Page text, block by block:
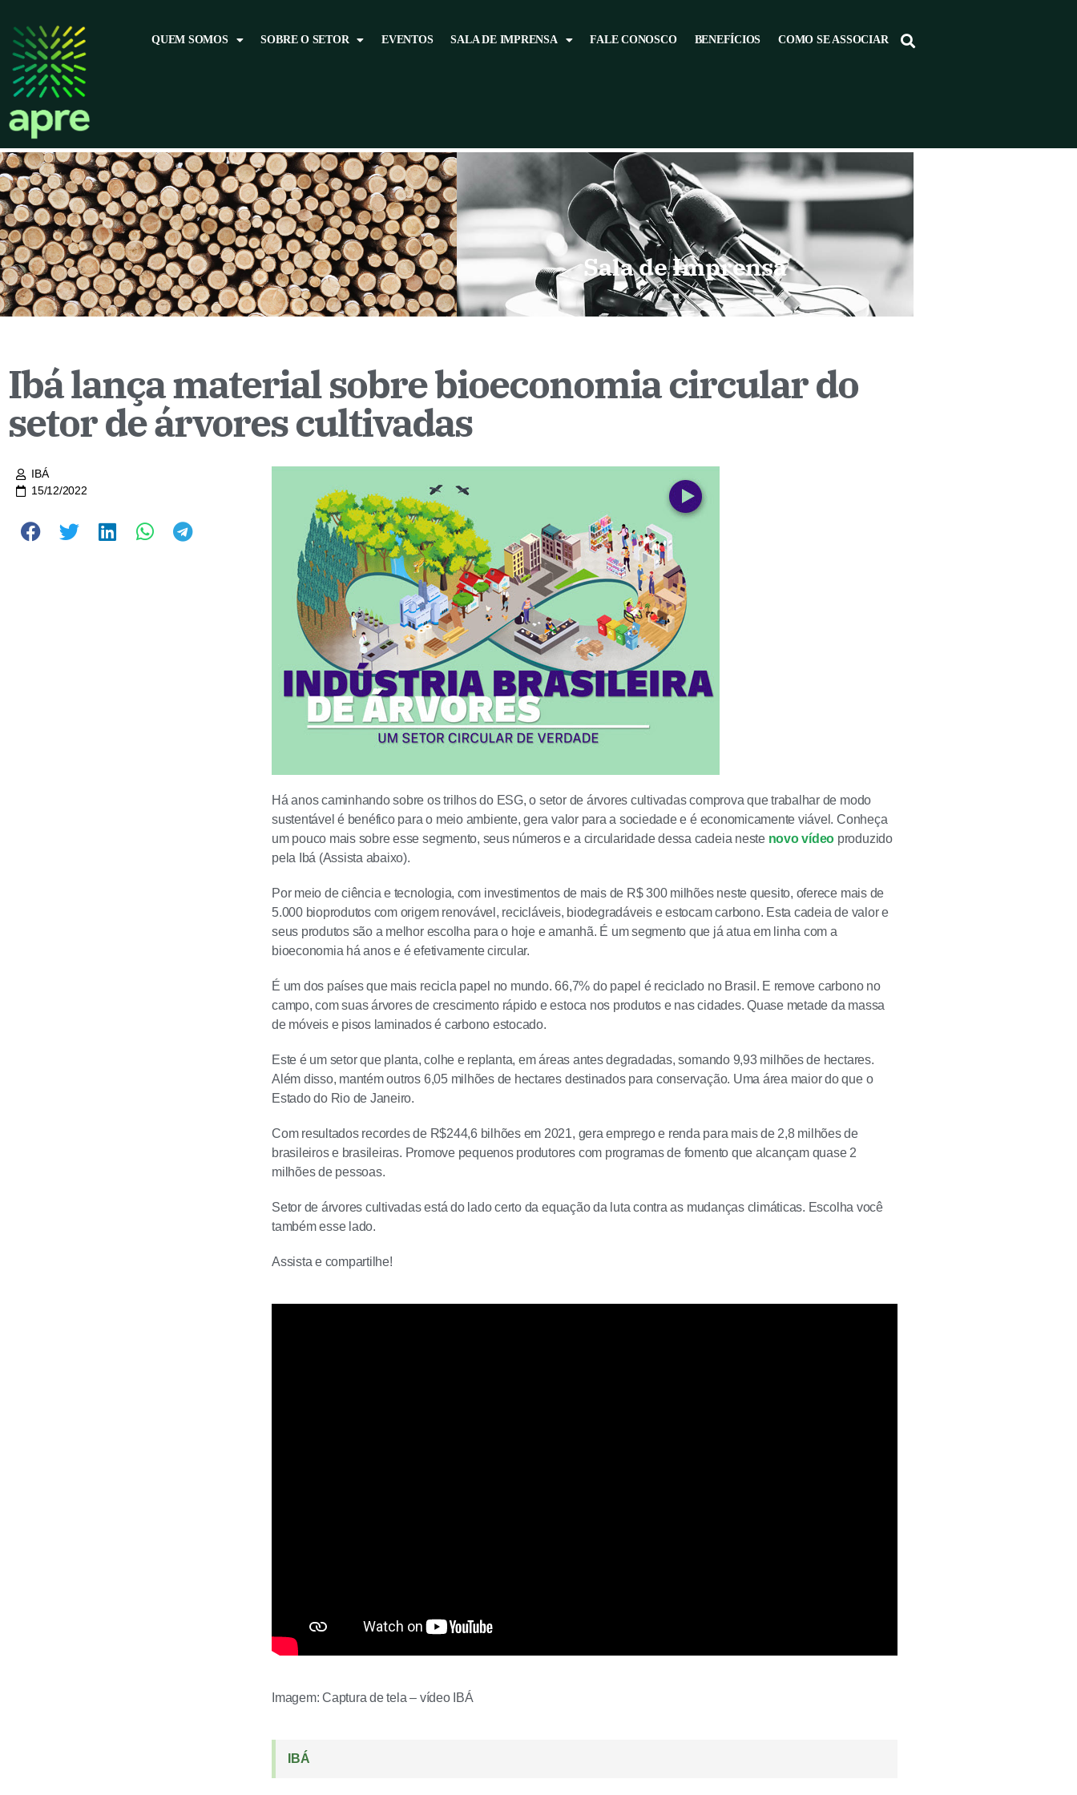
QUEM SOMOS SOBRE O SETOR EVENTOS SALA DE IMPRENSA FALE CONOSCO BENEFÍCIOS COMO SE ASSOCIAR
Sala de Imprensa
Ibá lança material sobre bioeconomia circular do
setor de árvores cultivadas
IBÁ
15/12/2022
Há anos caminhando sobre os trilhos do ESG, o setor de árvores cultivadas comprova que trabalhar de modo
sustentável é benéfico para o meio ambiente, gera valor para a sociedade e é economicamente viável. Conheça
um pouco mais sobre esse segmento, seus números e a circularidade dessa cadeia neste novo vídeo produzido
pela Ibá (Assista abaixo).
Por meio de ciência e tecnologia, com investimentos de mais de R$ 300 milhões neste quesito, oferece mais de
5.000 bioprodutos com origem renovável, recicláveis, biodegradáveis e estocam carbono. Esta cadeia de valor e
seus produtos são a melhor escolha para o hoje e amanhã. É um segmento que já atua em linha com a
bioeconomia há anos e é efetivamente circular.
É um dos países que mais recicla papel no mundo. 66,7% do papel é reciclado no Brasil. E remove carbono no
campo, com suas árvores de crescimento rápido e estoca nos produtos e nas cidades. Quase metade da massa
de móveis e pisos laminados é carbono estocado.
Este é um setor que planta, colhe e replanta, em áreas antes degradadas, somando 9,93 milhões de hectares.
Além disso, mantém outros 6,05 milhões de hectares destinados para conservação. Uma área maior do que o
Estado do Rio de Janeiro.
Com resultados recordes de R$244,6 bilhões em 2021, gera emprego e renda para mais de 2,8 milhões de
brasileiros e brasileiras. Promove pequenos produtores com programas de fomento que alcançam quase 2
milhões de pessoas.
Setor de árvores cultivadas está do lado certo da equação da luta contra as mudanças climáticas. Escolha você
também esse lado.
Assista e compartilhe!
Imagem: Captura de tela – vídeo IBÁ
IBÁ